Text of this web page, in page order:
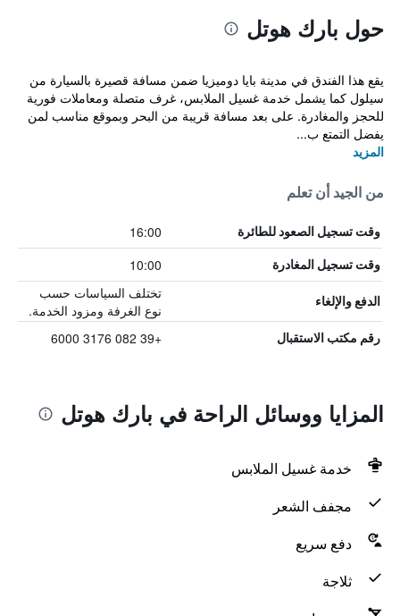
حول بارك هوتل
يقع هذا الفندق في مدينة بايا دوميزيا ضمن مسافة قصيرة بالسيارة من
سيلول كما يشمل خدمة غسيل الملابس، غرف متصلة ومعاملات فورية
للحجز والمغادرة. على بعد مسافة قريبة من البحر وبموقع مناسب لمن
يفضل التمتع ب...
المزيد
من الجيد أن تعلم
وقت تسجيل الصعود للطائرة 16:00
وقت تسجيل المغادرة 10:00
الدفع والإلغاء
تختلف السياسات حسب
نوع الغرفة ومزود الخدمة.
رقم مكتب الاستقبال +39 082 3176 6000
المزايا ووسائل الراحة في بارك هوتل
خدمة غسيل الملابس
مجفف الشعر
دفع سريع
ثلاجة